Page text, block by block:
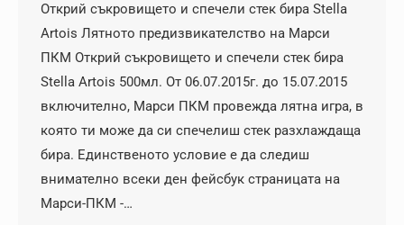
Открий съкровището и спечели стек бира Stella
Artois Лятното предизвикателство на Марси
ПКМ Открий съкровището и спечели стек бира
Stella Artois 500мл. От 06.07.2015г. до 15.07.2015
включително, Марси ПКМ провежда лятна игра, в
която ти може да си спечелиш стек разхлаждаща
бира. Единственото условие е да следиш
внимателно всеки ден фейсбук страницата на
Марси-ПКМ -…